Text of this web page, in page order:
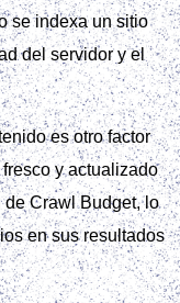
se indexa un sitio
del servidor y el
es otro factor
y actualizado
Crawl Budget, lo
en sus resultados